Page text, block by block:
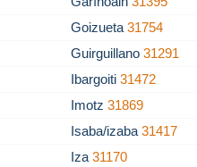
Goizueta31754
Guirguillano31291
Ibargoiti31472
Imotz31869
Isaba/izaba31417
Iza31170